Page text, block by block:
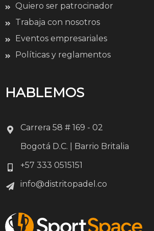
Quiero ser patrocinador
Trabaja con nosotros
Eventos empresariales
Políticas y reglamentos
HABLEMOS
Carrera 58 # 169 - 02
Bogotá D.C. | Barrio Britalia
+57 333 0515151
info@distritopadel.co